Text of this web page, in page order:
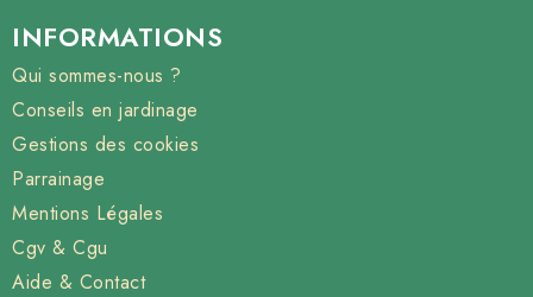
INFORMATIONS
Qui sommes-nous ?
Conseils en jardinage
Gestions des cookies
Parrainage
Mentions Légales
Cgv & Cgu
Aide & Contact